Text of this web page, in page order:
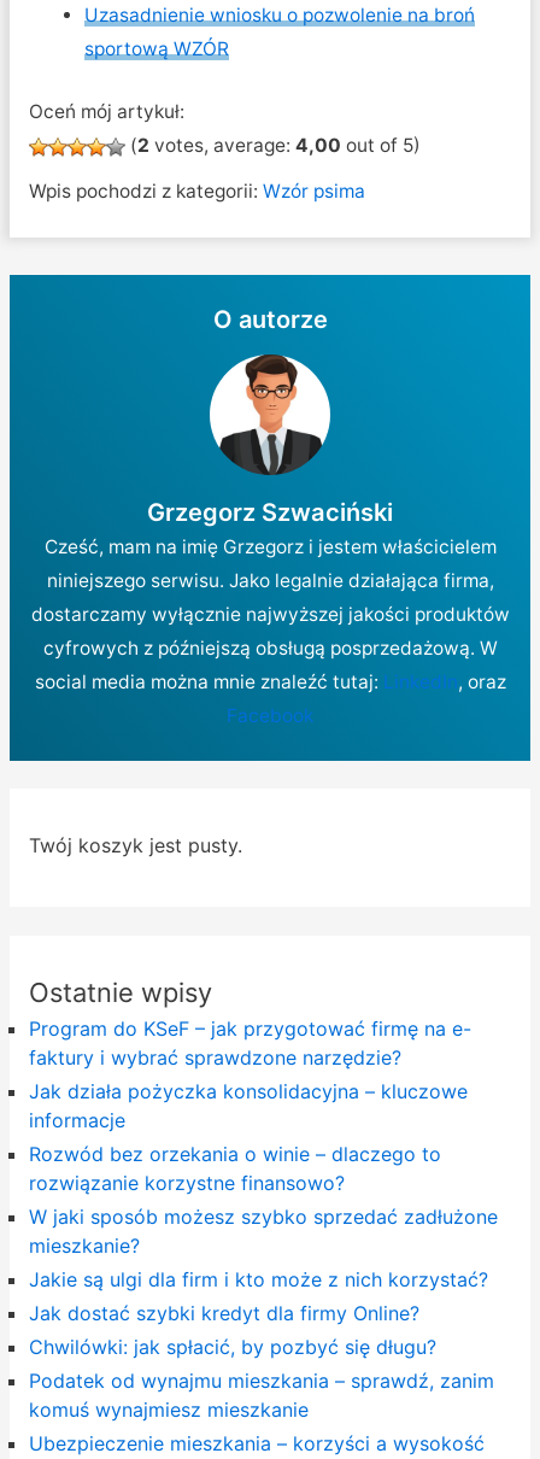
Uzasadnienie wniosku o pozwolenie na broń
sportową WZÓR
Oceń mój artykuł:
(2 votes, average: 4,00 out of 5)
Wpis pochodzi z kategorii: Wzór psima
O autorze
Grzegorz Szwaciński
Cześć, mam na imię Grzegorz i jestem właścicielem
niniejszego serwisu. Jako legalnie działająca firma,
dostarczamy wyłącznie najwyższej jakości produktów
cyfrowych z późniejszą obsługą posprzedażową. W
social media można mnie znaleźć tutaj: LinkedIn, oraz
Facebook
Twój koszyk jest pusty.
Ostatnie wpisy
Program do KSeF – jak przygotować firmę na e-
faktury i wybrać sprawdzone narzędzie?
Jak działa pożyczka konsolidacyjna – kluczowe
informacje
Rozwód bez orzekania o winie – dlaczego to
rozwiązanie korzystne finansowo?
W jaki sposób możesz szybko sprzedać zadłużone
mieszkanie?
Jakie są ulgi dla firm i kto może z nich korzystać?
Jak dostać szybki kredyt dla firmy Online?
Chwilówki: jak spłacić, by pozbyć się długu?
Podatek od wynajmu mieszkania – sprawdź, zanim
komuś wynajmiesz mieszkanie
Ubezpieczenie mieszkania – korzyści a wysokość